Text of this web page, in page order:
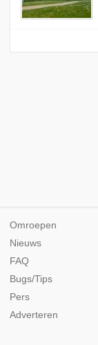
Omroepen
Nieuws
FAQ
Bugs/Tips
Pers
Adverteren